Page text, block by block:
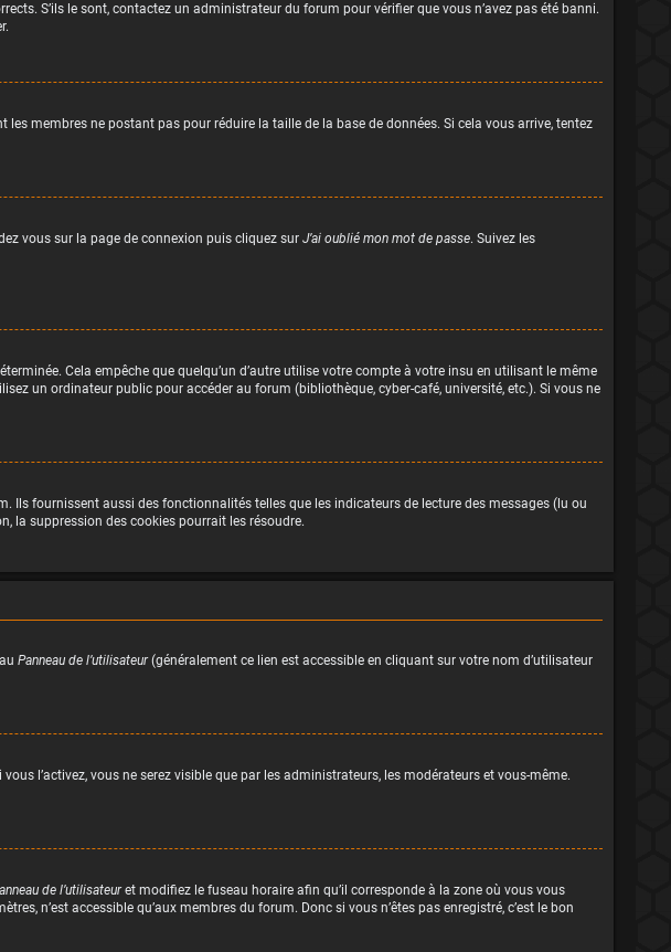
S’ils le sont, contactez un administrateur du forum pour vérifier que vous n’avez pas été banni.
membres ne postant pas pour réduire la taille de la base de données. Si cela vous arrive, tentez
vous sur la page de connexion puis cliquez sur J’ai oublié mon mot de passe. Suivez les
Cela empêche que quelqu’un d’autre utilise votre compte à votre insu en utilisant le même
un ordinateur public pour accéder au forum (bibliothèque, cyber-café, université, etc.). Si vous ne
Ils fournissent aussi des fonctionnalités telles que les indicateurs de lecture des messages (lu ou
la suppression des cookies pourrait les résoudre.
Panneau de l’utilisateur(généralement ce lien est accessible en cliquant sur votre nom d’utilisateur
vous l’activez, vous ne serez visible que par les administrateurs, les modérateurs et vous-même.
de l’utilisateuret modifiez le fuseau horaire afin qu’il corresponde à la zone où vous vous
n’est accessible qu’aux membres du forum. Donc si vous n’êtes pas enregistré, c’est le bon